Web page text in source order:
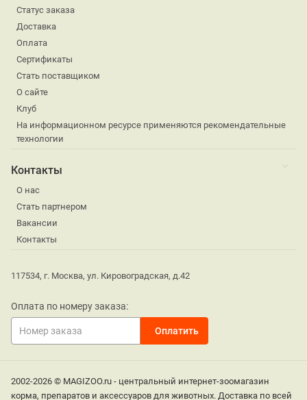
Статус заказа
Доставка
Оплата
Сертификаты
Стать поставщиком
О сайте
Клуб
На информационном ресурсе применяются рекомендательные
технологии
Контакты
О нас
Стать партнером
Вакансии
Контакты
117534, г. Москва, ул. Кировоградская, д.42
Оплата по номеру заказа:
2002-2026 © MAGIZOO.ru - центральный интернет-зоомагазин
корма, препаратов и аксессуаров для животных. Доставка по всей